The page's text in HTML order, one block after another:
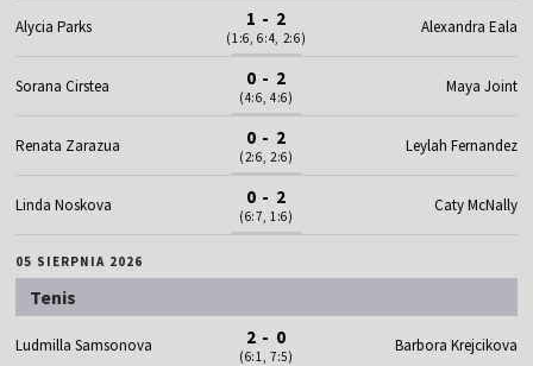
Alycia Parks 1 - 2
(1:6, 6:4, 2:6)
Alexandra Eala
Sorana Cirstea 0 - 2
(4:6, 4:6)
Maya Joint
Renata Zarazua 0 - 2
(2:6, 2:6)
Leylah Fernandez
Linda Noskova 0 - 2
(6:7, 1:6)
Caty McNally
05 SIERPNIA 2026
Tenis
Ludmilla Samsonova 2 - 0
(6:1, 7:5)
Barbora Krejcikova